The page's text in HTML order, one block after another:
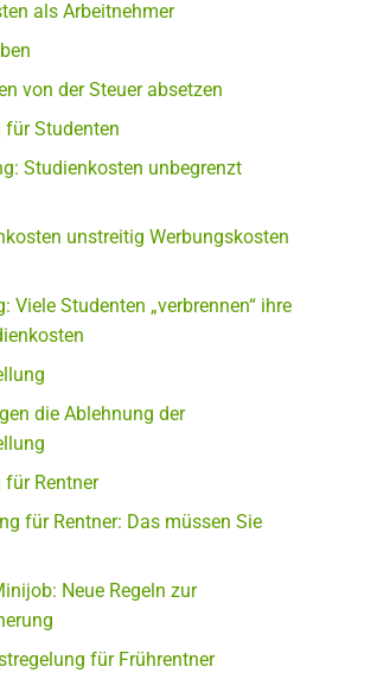
als Arbeitnehmer
von der Steuer absetzen
für Studenten
Studienkosten unbegrenzt
unstreitig Werbungskosten
Viele Studenten „verbrennen“ ihre
die Ablehnung der
für Rentner
für Rentner: Das müssen Sie
Neue Regeln zur
für Frührentner